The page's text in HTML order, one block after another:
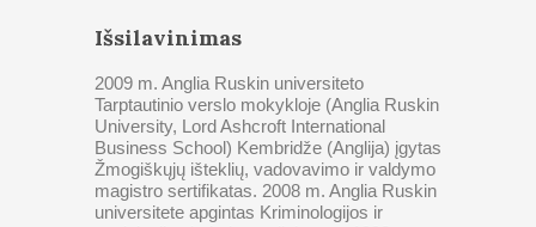
Išsilavinimas
2009 m. Anglia Ruskin universiteto
Tarptautinio verslo mokykloje (Anglia Ruskin
University, Lord Ashcroft International
Business School) Kembridže (Anglija) įgytas
Žmogiškųjų išteklių, vadovavimo ir valdymo
magistro sertifikatas. 2008 m. Anglia Ruskin
universitete apgintas Kriminologijos ir